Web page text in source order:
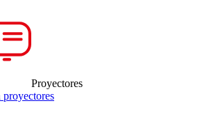
Proyectores
proyectores